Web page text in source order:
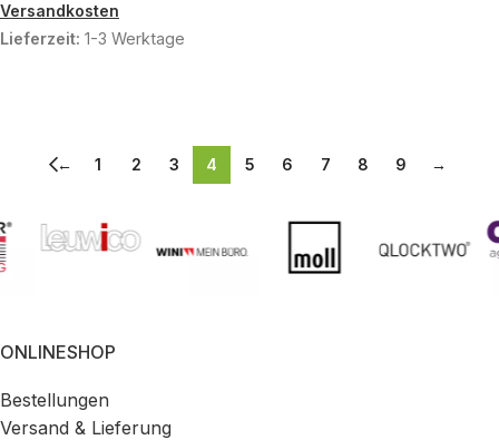
Versandkosten
Lieferzeit: 1-3 Werktage
← 1 2 3 4 5 6 7 8 9 →
ONLINESHOP
Bestellungen
Versand & Lieferung